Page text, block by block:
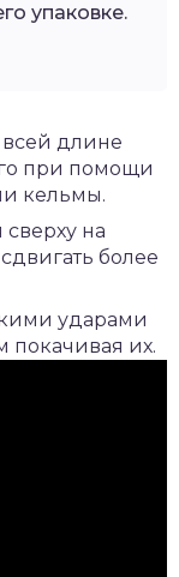
упаковке.
всей длине
при помощи
кельмы.
на
более
ударами
покачивая их.